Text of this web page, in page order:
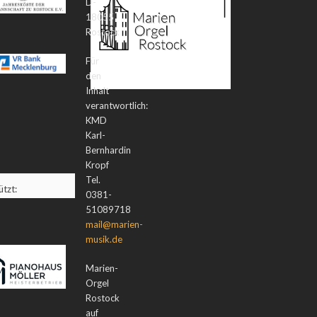
18055
Rostock
Für
den
Inhalt
verantwortlich:
KMD
Karl-
Bernhardin
Kropf
Tel.
0381-
51089718
mail@marien-
musik.de
Marien-
Orgel
Rostock
auf